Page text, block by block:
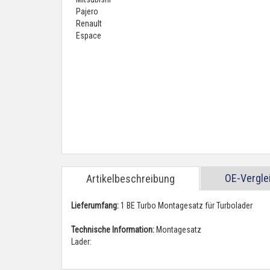
Artikelbeschreibung OE-
Lieferumfang:1 BE Turbo Montagesatz für Turbolader
Technische Information: Montagesatz
Lader: